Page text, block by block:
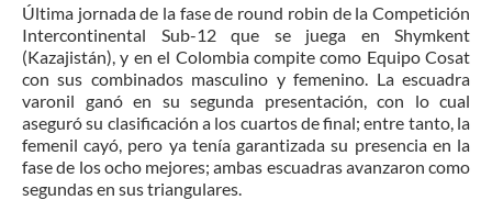
Última jornada de la fase de round robin de la Competición
Intercontinental Sub-12 que se juega en Shymkent
(Kazajistán), y en el Colombia compite como Equipo Cosat
con sus combinados masculino y femenino. La escuadra
varonil ganó en su segunda presentación, con lo cual
aseguró su clasificación a los cuartos de final; entre tanto, la
femenil cayó, pero ya tenía garantizada su presencia en la
fase de los ocho mejores; ambas escuadras avanzaron como
segundas en sus triangulares.